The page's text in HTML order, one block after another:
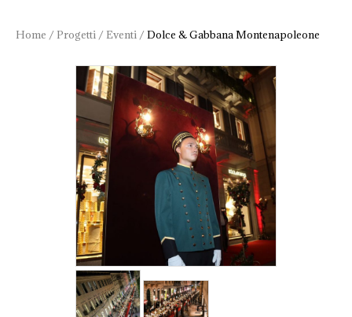
Home /Progetti /Eventi /Dolce & Gabbana Montenapoleone